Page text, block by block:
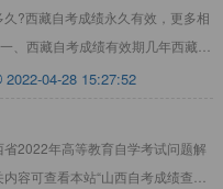
?西藏自考成绩永久有效，更多相
、西藏自考成绩有效期几年西藏自
2022-04-28 15:27:52
2022年高等教育自学考试问题解
容可查看本站“山西自考成绩查